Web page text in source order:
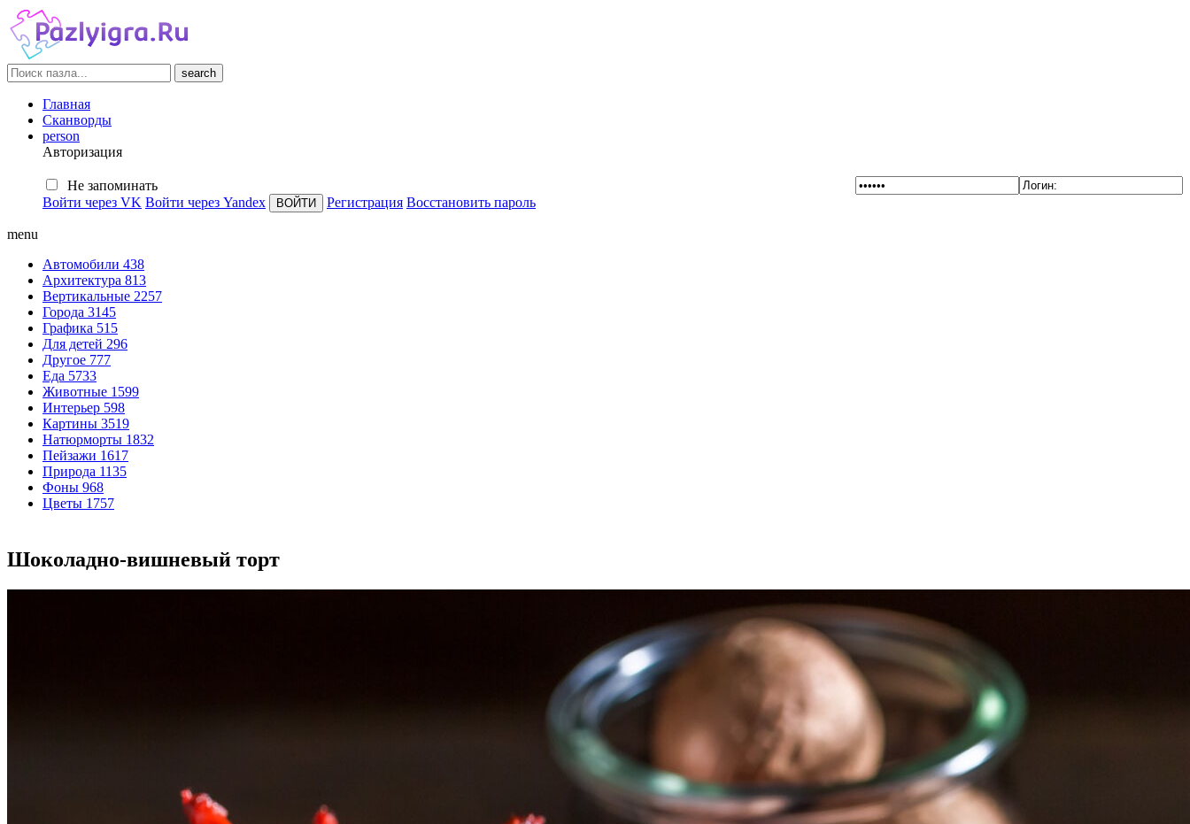
search
Главная
Сканворды
person
Авторизация
Не запоминать
Войти через VK Войти через Yandex Регистрация Восстановить пароль
menu
Автомобили 438
Архитектура 813
Вертикальные 2257
Города 3145
Графика 515
Для детей 296
Другое 777
Еда 5733
Животные 1599
Интерьер 598
Картины 3519
Натюрморты 1832
Пейзажи 1617
Природа 1135
Фоны 968
Цветы 1757
Шоколадно-вишневый торт